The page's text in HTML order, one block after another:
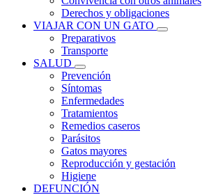
Derechos y obligaciones
VIAJAR CON UN GATO
Preparativos
Transporte
SALUD
Prevención
Síntomas
Enfermedades
Tratamientos
Remedios caseros
Parásitos
Gatos mayores
Reproducción y gestación
Higiene
DEFUNCIÓN